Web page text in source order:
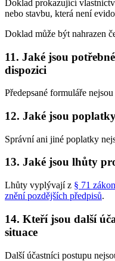
Doklad prokazující
nebo stavbu, která není
Doklad může být nahrazen
11. Jaké jsou
dispozici
Předepsané formuláře
12. Jaké jsou
Správní ani jiné poplatky
13. Jaké jsou lhůty
Lhůty vyplývají z § 71
znění pozdějších předpisů.
14. Kteří jsou další
situace
Další účastníci postupu